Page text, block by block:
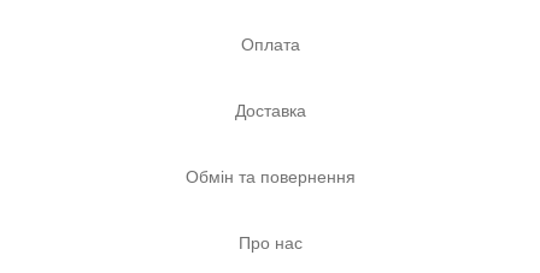
Оплата
Доставка
Обмін та повернення
Про нас